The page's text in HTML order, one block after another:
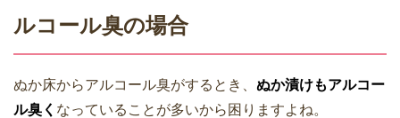
ルコール臭の場合
ぬか床からアルコール臭がするとき、 ぬか漬けもアルコー
ル臭く なっていることが多いから困りますよね。